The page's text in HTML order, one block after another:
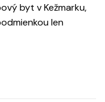
byt v Kežmarku,
len